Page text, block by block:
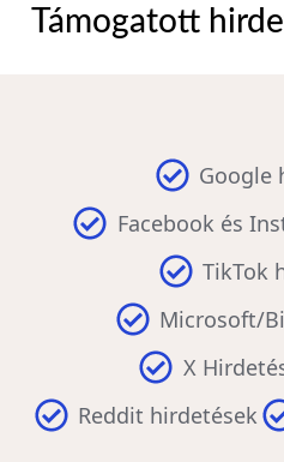
Támogatott
Google
Facebook és
TikTok
Microsoft/
X
Reddit hirdetések